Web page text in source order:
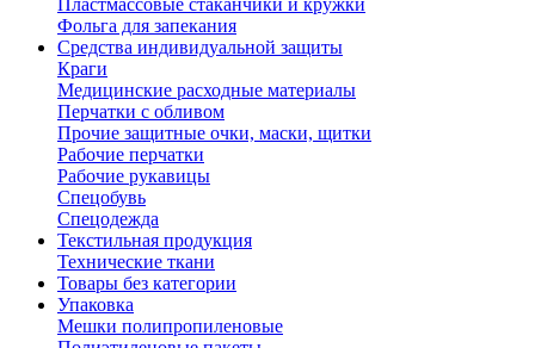
Пластмассовые стаканчики и кружки
Фольга для запекания
Средства индивидуальной защиты
Краги
Медицинские расходные материалы
Перчатки с обливом
Прочие защитные очки, маски, щитки
Рабочие перчатки
Рабочие рукавицы
Спецобувь
Спецодежда
Текстильная продукция
Технические ткани
Товары без категории
Упаковка
Мешки полипропиленовые